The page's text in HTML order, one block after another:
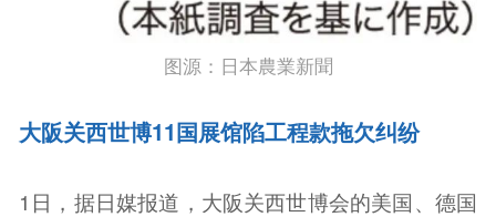
图源：日本農業新聞
大阪关西世博11国展馆陷工程款拖欠纠纷
1日，据日媒报道，大阪关西世博会的美国、德国